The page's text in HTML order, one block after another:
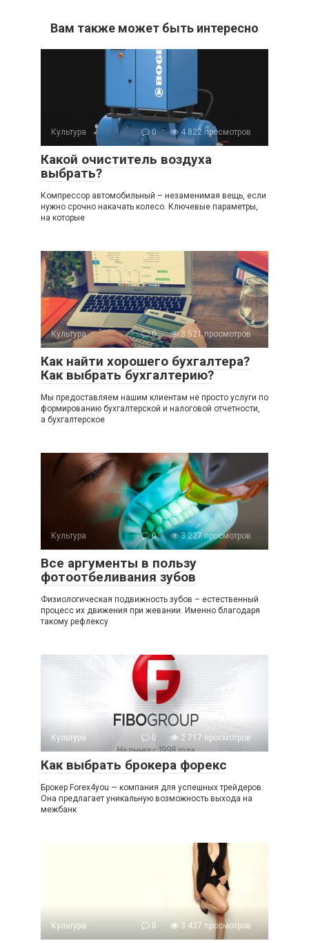
Вам также может быть интересно
Культура 0 4 822 просмотров
Какой очиститель воздуха
выбрать?
Компрессор автомобильный – незаменимая вещь, если
нужно срочно накачать колесо. Ключевые параметры,
на которые
Культура 0 3 521 просмотров
Как найти хорошего бухгалтера?
Как выбрать бухгалтерию?
Мы предоставляем нашим клиентам не просто услуги по
формированию бухгалтерской и налоговой отчетности,
а бухгалтерское
Культура 0 3 227 просмотров
Все аргументы в пользу
фотоотбеливания зубов
Физиологическая подвижность зубов – естественный
процесс их движения при жевании. Именно благодаря
такому рефлексу
Культура 0 2 717 просмотров
Как выбрать брокера форекс
Брокер Forex4you — компания для успешных трейдеров.
Она предлагает уникальную возможность выхода на
межбанк
Культура 0 3 437 просмотров